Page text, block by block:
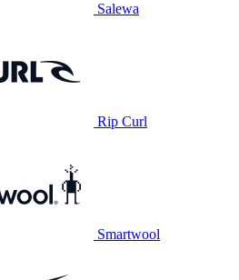
Salewa
Rip Curl
Smartwool